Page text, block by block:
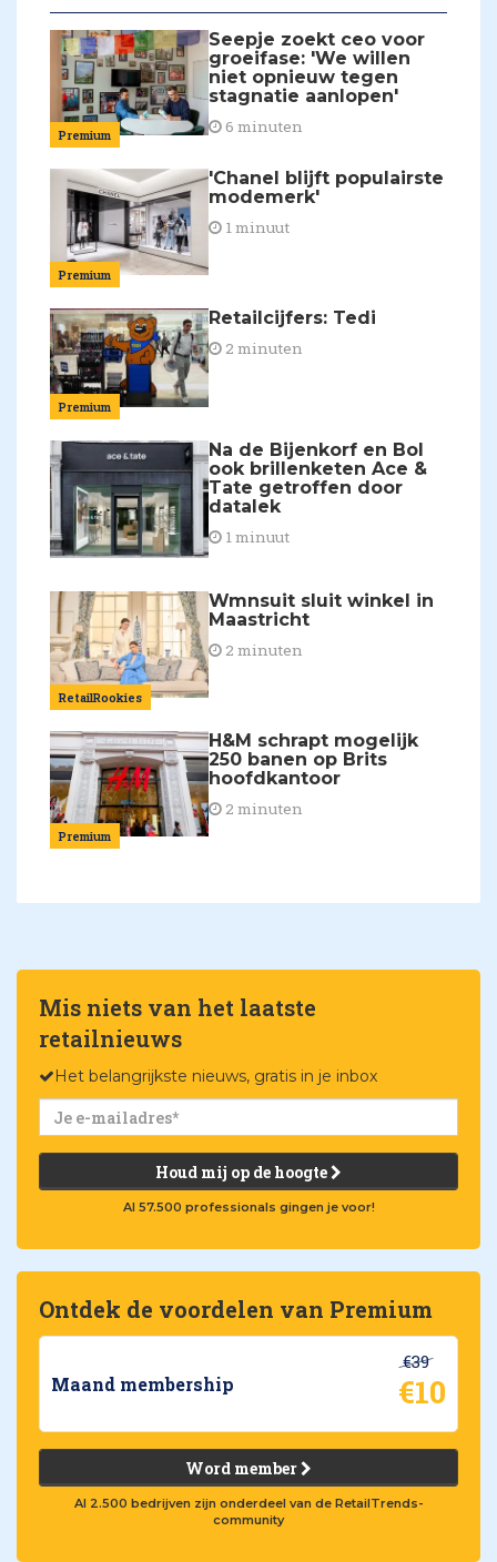
Premium
Seepje zoekt ceo voor
groeifase: 'We willen
niet opnieuw tegen
stagnatie aanlopen'
6 minuten
Premium
'Chanel blijft populairste
modemerk'
1 minuut
Premium
Retailcijfers: Tedi
2 minuten
Na de Bijenkorf en Bol
ook brillenketen Ace &
Tate getroffen door
datalek
1 minuut
RetailRookies
Wmnsuit sluit winkel in
Maastricht
2 minuten
Premium
H&M schrapt mogelijk
250 banen op Brits
hoofdkantoor
2 minuten
Mis niets van het laatste
retailnieuws
Het belangrijkste nieuws, gratis in je inbox
Houd mij op de hoogte
Al 57.500 professionals gingen je voor!
Ontdek de voordelen van Premium
Maand membership
€39
€10
Word member
Al 2.500 bedrijven zijn onderdeel van de RetailTrends-
community